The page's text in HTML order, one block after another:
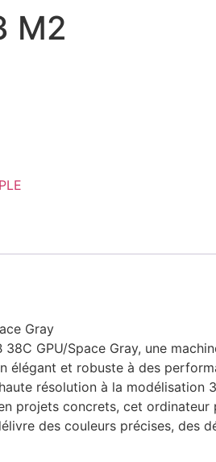
M2
Gray
GPU/Space Gray, une
élégant et robuste à des
résolution à la modélisation
projets concrets, cet
des couleurs précises, des